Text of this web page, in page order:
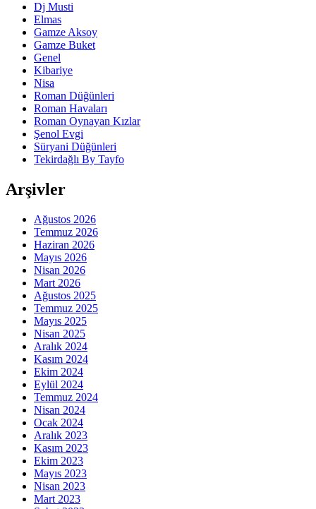
Dj Musti
Elmas
Gamze Aksoy
Gamze Buket
Genel
Kibariye
Nisa
Roman Düğünleri
Roman Havaları
Roman Oynayan Kızlar
Şenol Evgi
Süryani Düğünleri
Tekirdağlı By Tayfo
Arşivler
Ağustos 2026
Temmuz 2026
Haziran 2026
Mayıs 2026
Nisan 2026
Mart 2026
Ağustos 2025
Temmuz 2025
Mayıs 2025
Nisan 2025
Aralık 2024
Kasım 2024
Ekim 2024
Eylül 2024
Temmuz 2024
Nisan 2024
Ocak 2024
Aralık 2023
Kasım 2023
Ekim 2023
Mayıs 2023
Nisan 2023
Mart 2023